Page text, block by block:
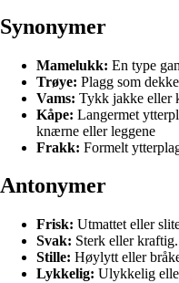
Synonymer
Mamelukk: En type
Trøye: Plagg som
Vams: Tykk jakke eller
Kåpe: Langermet
knærne eller leggene
Frakk: Formelt
Antonymer
Frisk: Utmattet eller
Svak: Sterk eller kraftig.
Stille: Høylytt eller
Lykkelig: Ulykkelig